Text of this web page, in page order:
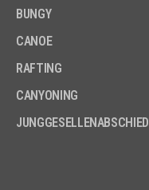
BUNGY
CANOE
RAFTING
CANYONING
JUNGGESELLENABSCHIED